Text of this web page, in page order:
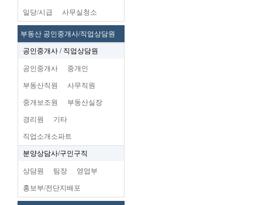
일당/시급 사무실청소
부동산 공인중개사/직업상담원
공인중개사 / 직업상담원
공인중개사 중개인
부동산직원 사무직원
중개보조원 부동산실장
경리원 기타
직업소개소파트
분양상담사/구인구직
상담원 팀장 영업부
홍보부/전단지배포